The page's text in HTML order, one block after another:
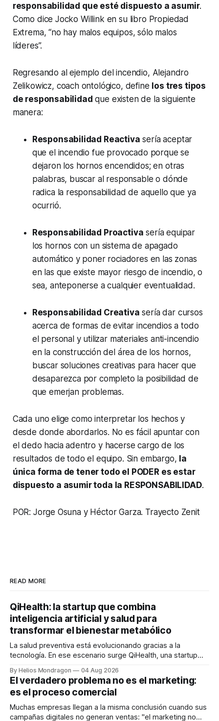
responsabilidad que esté dispuesto a asumir.
Como dice Jocko Willink en su libro Propiedad
Extrema, “no hay malos equipos, sólo malos
líderes”.
Regresando al ejemplo del incendio, Alejandro
Zelikowicz, coachontológico, define los tres tipos
de responsabilidad que existen de la siguiente
manera:
Responsabilidad Reactiva sería aceptar
que el incendio fue provocado porque se
dejaron los hornos encendidos; en otras
palabras, buscar al responsable o dónde
radica la responsabilidad de aquello que ya
ocurrió.
Responsabilidad Proactiva sería equipar
los hornos con un sistema de apagado
automático y poner rociadores en las zonas
en las que existe mayor riesgo de incendio, o
sea, anteponerse a cualquier eventualidad.
Responsabilidad Creativa sería dar cursos
acerca de formas de evitar incendios a todo
el personal y utilizar materiales anti-incendio
en la construcción del área de los hornos,
buscar soluciones creativas para hacer que
desaparezca por completo la posibilidad de
que emerjan problemas.
Cada uno elige como interpretar los hechos y
desde donde abordarlos. No es fácil apuntar con
el dedo hacia adentro y hacerse cargo de los
resultados de todo el equipo. Sin embargo, la
única forma de tener todo el PODER es estar
dispuesto a asumir toda la RESPONSABILIDAD.
POR: Jorge Osuna y Héctor Garza. Trayecto Zenit
READ MORE
QiHealth: la startup que combina
inteligencia artificial y salud para
transformar el bienestar metabólico
La salud preventiva está evolucionando gracias a la
tecnología. En ese escenario surge QiHealth, una startup
dispositivos inteligentes, inteligencia artificial y monitoreo
en tiempo real para ayudar a las personas a tomar mejores
decisiones sobre su salud metabólica. Su propuesta busca
responder
By Helios Mondragon 04 Aug 2026
El verdadero problema no es el marketing:
es el proceso comercial
Muchas empresas llegan a la misma conclusión cuando sus
campañas digitales no generan ventas: "el marketing no